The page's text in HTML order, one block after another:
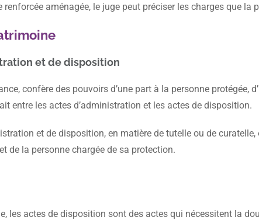
renforcée aménagée, le juge peut préciser les charges que la
et de disposition
confère des pouvoirs d’une part à la personne
entre les actes d’administration et les actes de disposition.
et de disposition, en matière de tutelle ou de
de la personne chargée de sa protection.
les actes de disposition sont des actes qui nécessitent la